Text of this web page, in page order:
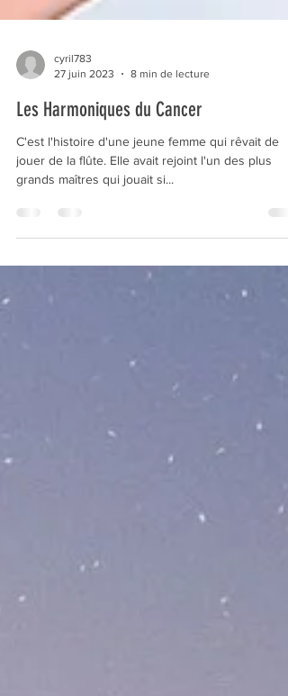
27 juin 2023
8 min de lecture
Les Harmoniques du Cancer
C'est l'histoire d'une jeune femme qui rêvait de
jouer de la flûte. Elle avait rejoint l'un des plus
grands maîtres qui jouait si...